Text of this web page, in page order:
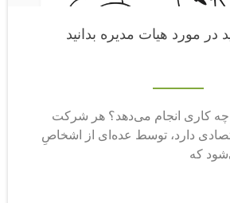
در مورد هیات مدیره بدانید
کاری انجام می‌دهد؟ هر شرکت
دارد، توسط عده‌ای از اشخاصِ
که